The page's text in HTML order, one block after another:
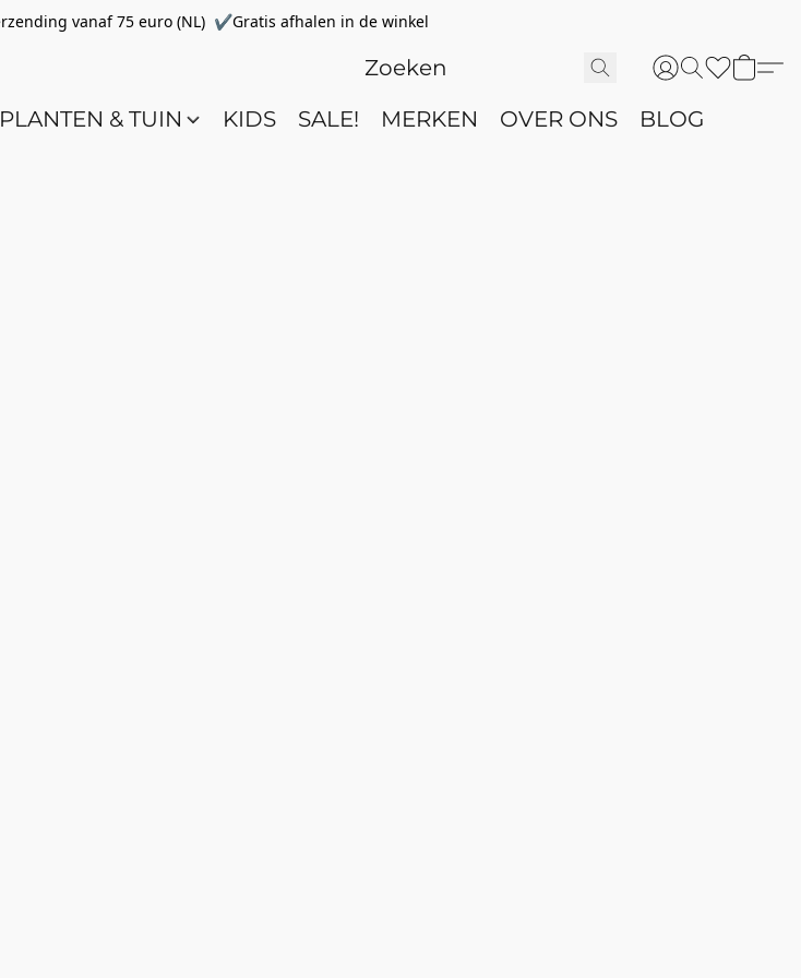
vanaf 75 euro (NL) ✔Gratis afhalen in de winkel
PLANTEN & TUIN KIDS SALE! MERKEN OVER ONS BLOG